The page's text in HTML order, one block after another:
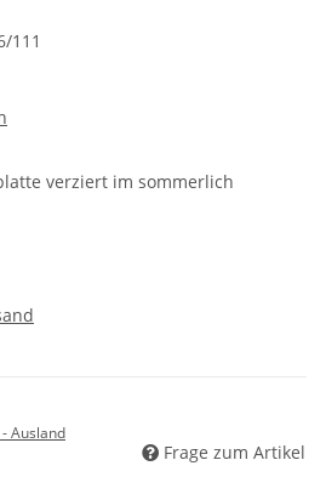
111
verziert im sommerlich
- Ausland
Frage zum Artikel